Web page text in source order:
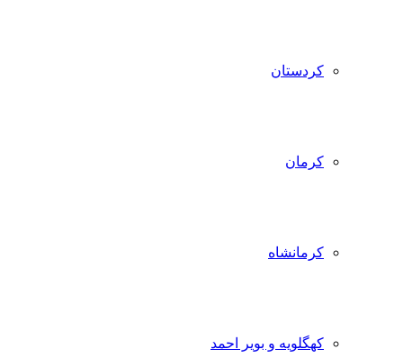
کردستان
کرمان
کرمانشاه
کهگلویه و بویر احمد